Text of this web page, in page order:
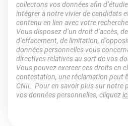
collectons vos données afin
intégrer à notre vivier de candidats
contenu en lien avec votre
Vous disposez d’un droit d’accès,
d’effacement, de limitation,
données personnelles vous
directives relatives au sort de vos
Vous pouvez exercer ces droits en
contestation, une réclamation peut
CNIL. Pour en savoir plus sur notre
vos données personnelles, cliquez